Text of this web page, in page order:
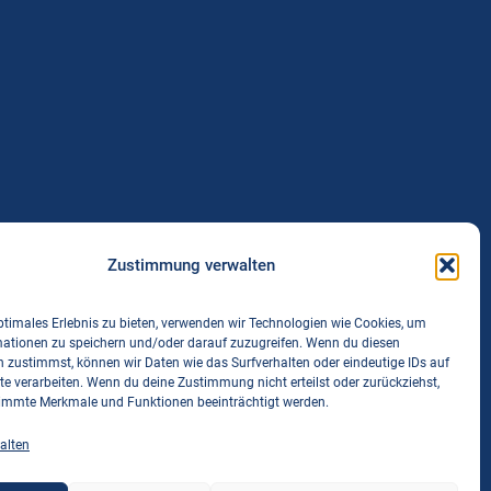
Zustimmung verwalten
Erlebnis zu bieten, verwenden wir Technologien wie Cookies, um
zu speichern und/oder darauf zuzugreifen. Wenn du diesen
zustimmst, können wir Daten wie das Surfverhalten oder eindeutige IDs auf
verarbeiten. Wenn du deine Zustimmung nicht erteilst oder zurückziehst,
Merkmale und Funktionen beeinträchtigt werden.
Bayern
Regeln